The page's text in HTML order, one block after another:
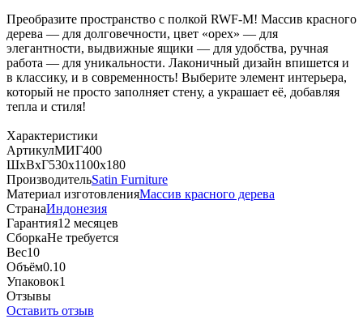
Преобразите пространство с полкой RWF‑M! Массив красного
дерева — для долговечности, цвет «орех» — для
элегантности, выдвижные ящики — для удобства, ручная
работа — для уникальности. Лаконичный дизайн впишется и
в классику, и в современность! Выберите элемент интерьера,
который не просто заполняет стену, а украшает её, добавляя
тепла и стиля!
Характеристики
АртикулМИГ400
ШхВхГ530х1100х180
ПроизводительSatin Furniture
Материал изготовленияМассив красного дерева
СтранаИндонезия
Гарантия12 месяцев
СборкаНе требуется
Вес10
Объём0.10
Упаковок1
Отзывы
Оставить отзыв